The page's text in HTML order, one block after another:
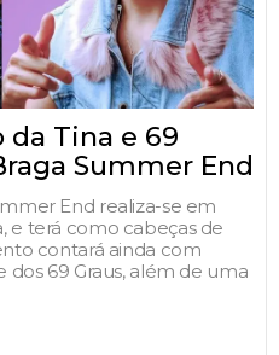
da Tina e 69
Summer End
End realiza-se em
e terá como cabeças de
contará ainda com
dos 69 Graus, além de uma